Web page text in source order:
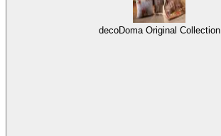
decoDoma Original Collection